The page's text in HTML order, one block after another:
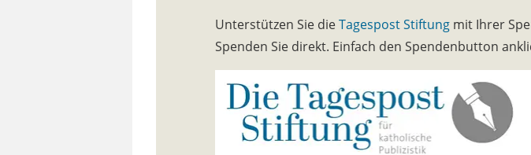
Unterstützen Sie dieTagespost Stiftung mit Ihrer
Spenden Sie direkt. Einfach den Spendenbutton